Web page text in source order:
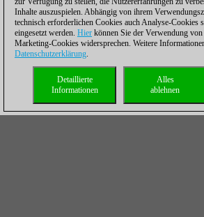
Inhalte auszuspielen. Abhängig von ihrem
technisch erforderlichen Cookies auch Analyse-Cookies
eingesetzt werden. Hier können Sie der Verwendung
Marketing-Cookies widersprechen. Weitere
Datenschutzerklärung.
Alles
ablehnen
Detaillierte
Informationen